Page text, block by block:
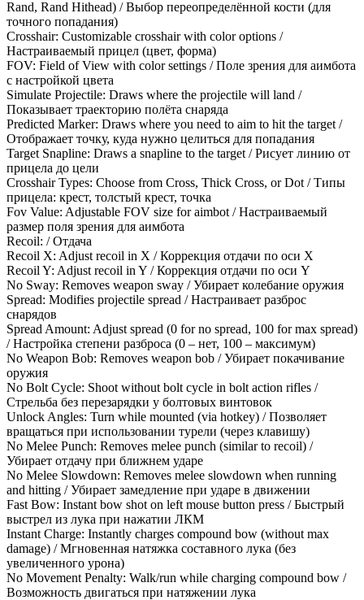
Rand, Rand Hithead) / Выбор переопределённой кости (для
точного попадания)
Crosshair: Customizable crosshair with color options /
Настраиваемый прицел (цвет, форма)
FOV: Field of View with color settings / Поле зрения для аимбота
с настройкой цвета
Simulate Projectile: Draws where the projectile will land /
Показывает траекторию полёта снаряда
Predicted Marker: Draws where you need to aim to hit the target /
Отображает точку, куда нужно целиться для попадания
Target Snapline: Draws a snapline to the target / Рисует линию от
прицела до цели
Crosshair Types: Choose from Cross, Thick Cross, or Dot / Типы
прицела: крест, толстый крест, точка
Fov Value: Adjustable FOV size for aimbot / Настраиваемый
размер поля зрения для аимбота
Recoil: / Отдача
Recoil X: Adjust recoil in X / Коррекция отдачи по оси X
Recoil Y: Adjust recoil in Y / Коррекция отдачи по оси Y
No Sway: Removes weapon sway / Убирает колебание оружия
Spread: Modifies projectile spread / Настраивает разброс
снарядов
Spread Amount: Adjust spread (0 for no spread, 100 for max spread)
/ Настройка степени разброса (0 – нет, 100 – максимум)
No Weapon Bob: Removes weapon bob / Убирает покачивание
оружия
No Bolt Cycle: Shoot without bolt cycle in bolt action rifles /
Стрельба без перезарядки у болтовых винтовок
Unlock Angles: Turn while mounted (via hotkey) / Позволяет
вращаться при использовании турели (через клавишу)
No Melee Punch: Removes melee punch (similar to recoil) /
Убирает отдачу при ближнем ударе
No Melee Slowdown: Removes melee slowdown when running
and hitting / Убирает замедление при ударе в движении
Fast Bow: Instant bow shot on left mouse button press / Быстрый
выстрел из лука при нажатии ЛКМ
Instant Charge: Instantly charges compound bow (without max
damage) / Мгновенная натяжка составного лука (без
увеличенного урона)
No Movement Penalty: Walk/run while charging compound bow /
Возможность двигаться при натяжении лука